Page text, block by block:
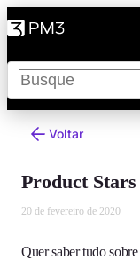
Pesquisar
Voltar
Product
20 de fevereiro de 2020
Quer saber tudo